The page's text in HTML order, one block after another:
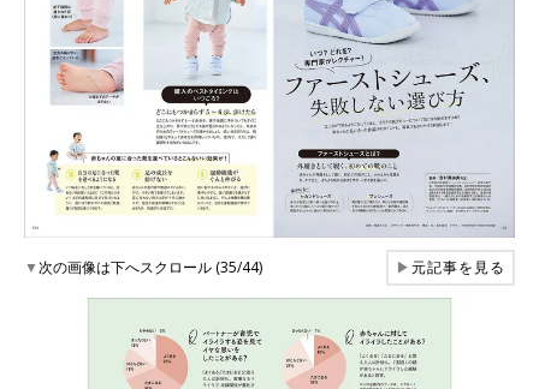
▼次の画像は下へスクロール (35/44) ▶元記事を見る